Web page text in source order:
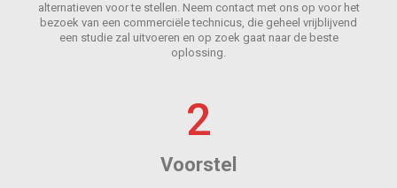
alternatieven voor te stellen. Neem contact met ons op voor het
bezoek van een commerciële technicus, die geheel vrijblijvend
een studie zal uitvoeren en op zoek gaat naar de beste
oplossing.
2
Voorstel